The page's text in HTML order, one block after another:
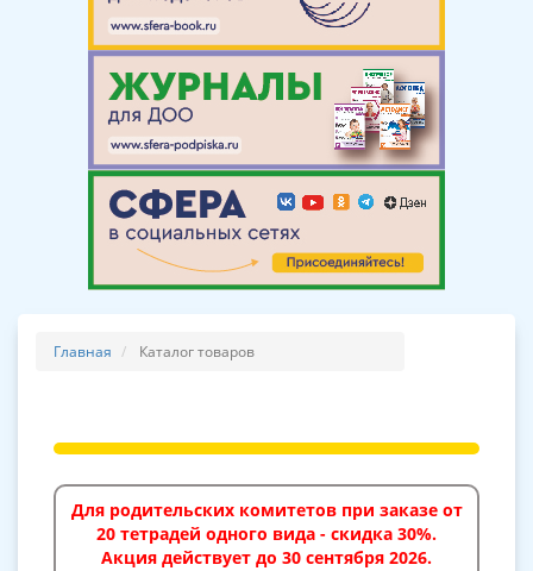
Главная Каталог товаров
Для родительских комитетов при заказе от
20 тетрадей одного вида - скидка 30%.
Акция действует до 30 сентября 2026.